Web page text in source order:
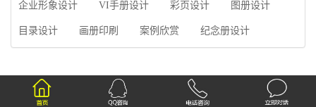
企业形象设计 VI手册设计 彩页设计 图册设计
目录设计 画册印刷 案例欣赏 纪念册设计